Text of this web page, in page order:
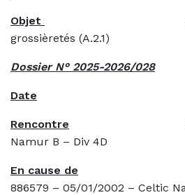
Objet
:
grossièretés (A.2.1)
Dossier N° 2025-2026/028
Date : 03/11/
Rencontre : MFC
Namur B – Div 4D
En cause de :
886579 – 05/01/2002 – Celtic